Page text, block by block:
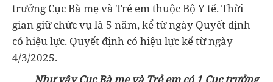
trưởng Cục Bà mẹ và Trẻ em thuộc Bộ Y tế. Thời
gian giữ chức vụ là 5 năm, kể từ ngày Quyết định
có hiệu lực. Quyết định có hiệu lực kể từ ngày
4/3/2025.
Như vậy Cục Bà mẹ và Trẻ em có 1 Cục trưởng